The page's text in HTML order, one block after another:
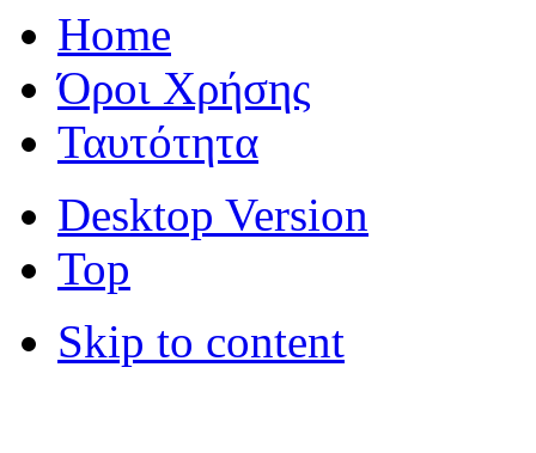
Home
Όροι Χρήσης
Ταυτότητα
Desktop Version
Top
Skip to content